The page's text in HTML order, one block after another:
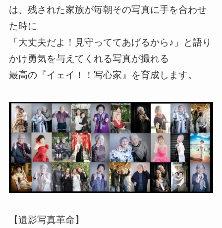
は、残された家族が毎朝その写真に手を合わせ
た時に
「大丈夫だよ！見守っててあげるから♪」と語り
かけ勇気を与えてくれる写真が撮れる
最高の『イェイ！！写心家』を育成します。
【遺影写真革命】